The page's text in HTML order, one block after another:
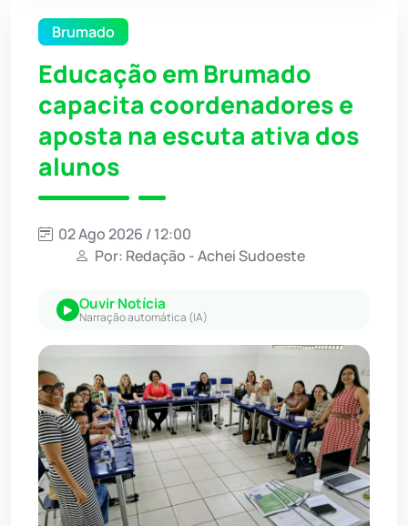
Brumado
Educação em Brumado
capacita coordenadores e
aposta na escuta ativa dos
alunos
02 Ago 2026 / 12:00
Por: Redação - Achei Sudoeste
Ouvir Notícia
Narração automática (IA)